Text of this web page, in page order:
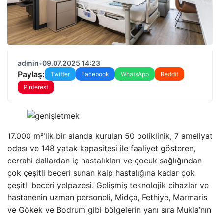
admin•09.07.2025 14:23
Paylaş: Twitter Facebook WhatsApp
Reddit
Pinterest
17.000 m²’lik bir alanda kurulan 50 poliklinik, 7 ameliyat
odası ve 148 yatak kapasitesi ile faaliyet gösteren,
cerrahi dallardan iç hastalıkları ve çocuk sağlığından
çok çeşitli beceri sunan kalp hastalığına kadar çok
çeşitli beceri yelpazesi. Gelişmiş teknolojik cihazlar ve
hastanenin uzman personeli, Midça, Fethiye, Marmaris
ve Gökek ve Bodrum gibi bölgelerin yanı sıra Mukla’nın